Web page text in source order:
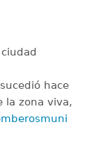
hace
la zona viva,